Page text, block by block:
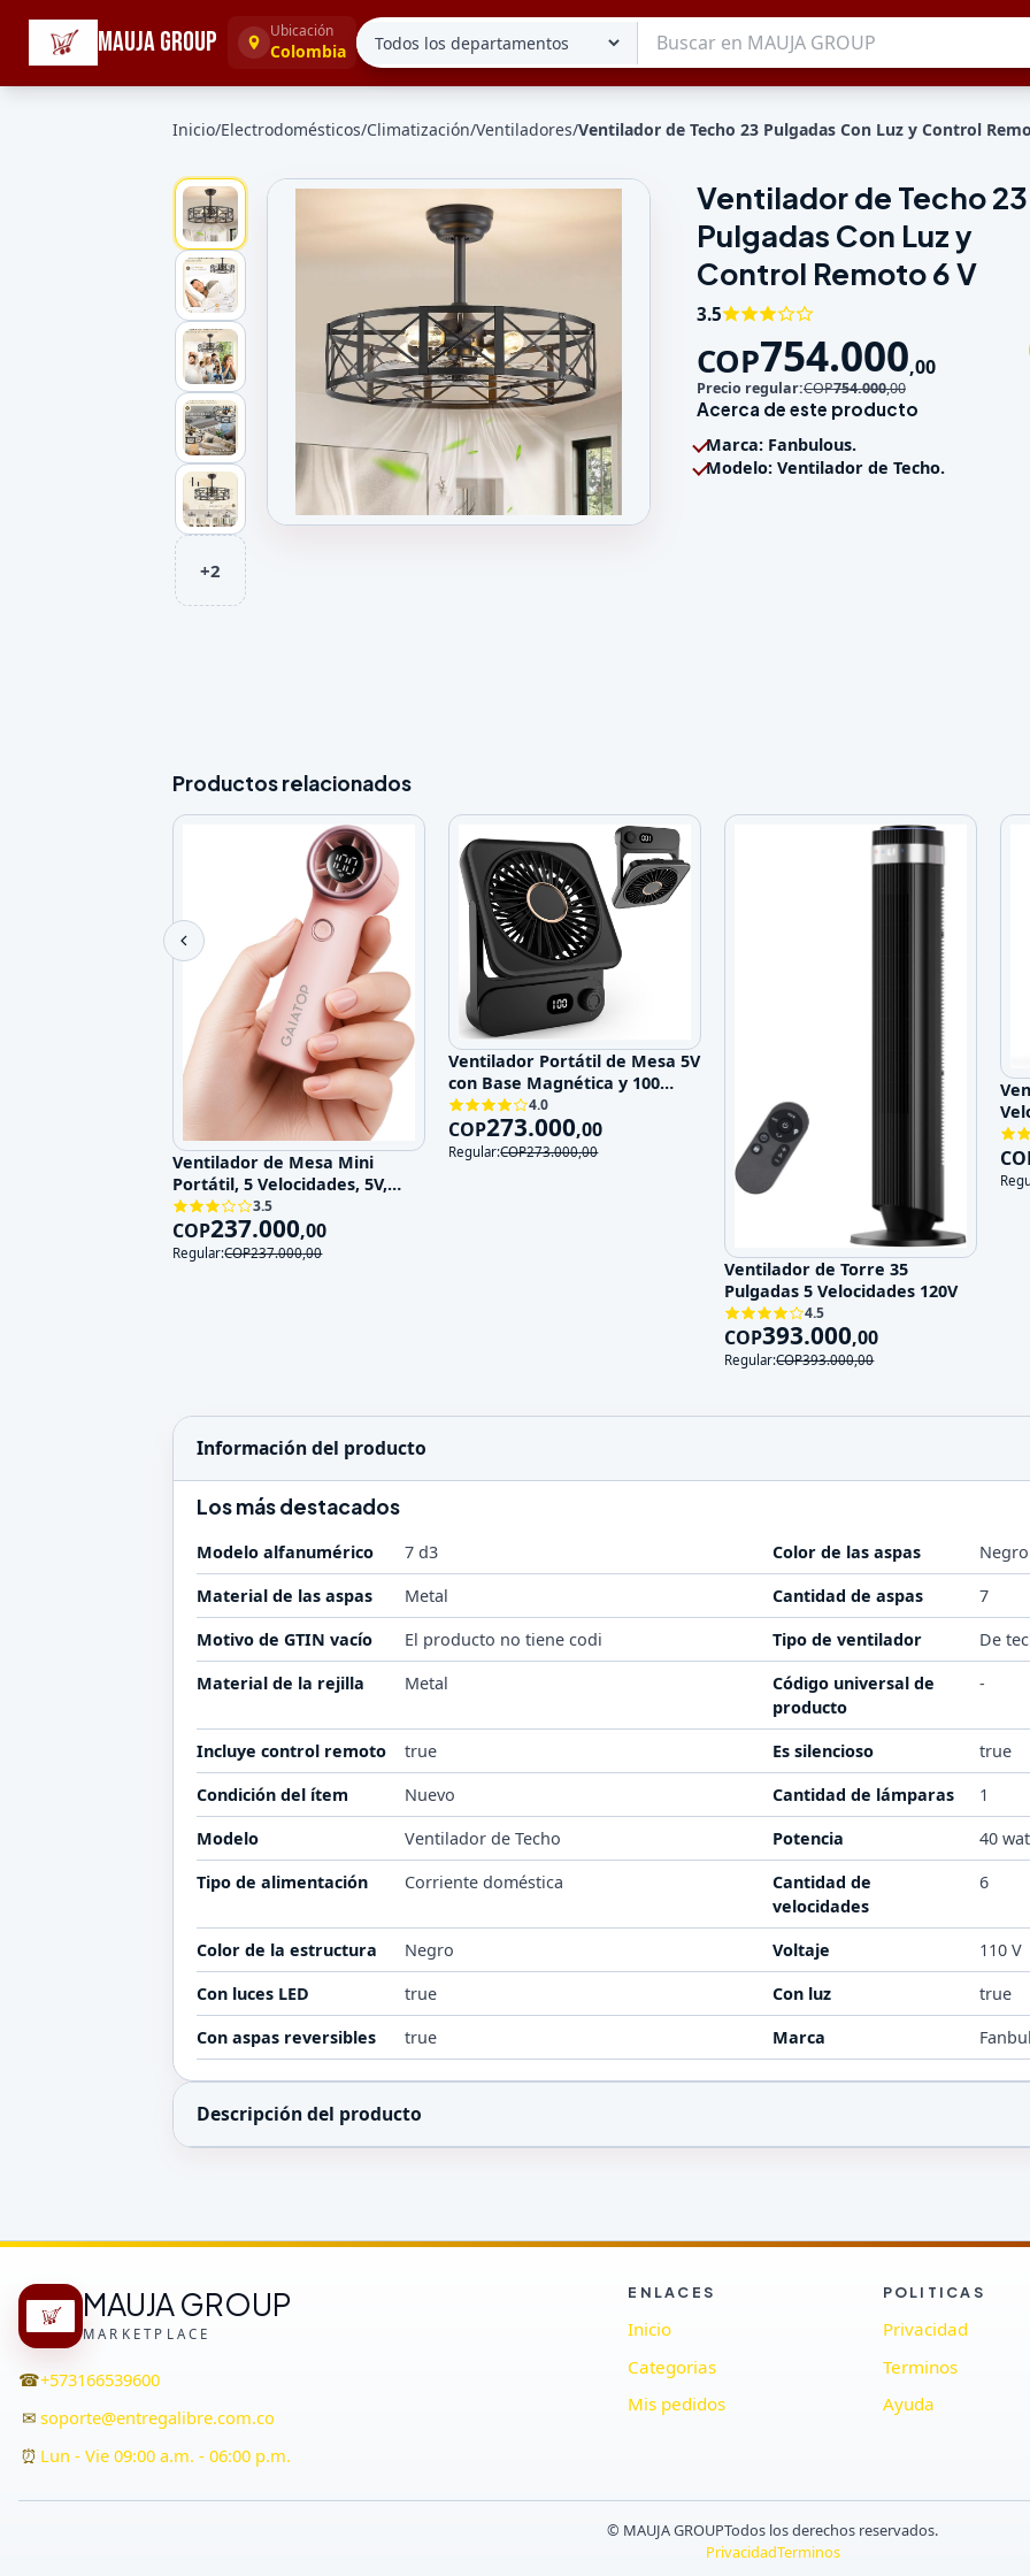
MAUJA GROUP Ubicación
Colombia
Tu lista
Favoritos
☰ Categorías
Inicio/Electrodomésticos/Climatización/Ventiladores/Ventilador de Techo 23 Pulgadas Con Luz y Control
+2
Ventilador de Techo 23
Pulgadas Con Luz y
Control Remoto 6 V
3.5
COP754.000,00
Precio regular:COP754.000,00
Acerca de este producto
Marca: Fanbulous.
Modelo: Ventilador de Techo.
Productos relacionados
Ventilador de Mesa Mini
Portátil, 5 Velocidades, 5V,
Recargable
3.5
COP237.000,00
Regular:COP237.000,00
Ventilador Portátil de Mesa 5V
con Base Magnética y 100
Velocidades
4.0
COP273.000,00
Regular:COP273.000,00
Ventilador de Torre 35
Pulgadas 5 Velocidades 120V
4.5
COP393.000,00
Regular:COP393.000,00
Información del producto
Los más destacados
Modelo alfanumérico 7 d3 Color de las aspas
Negro
Material de las aspas
Metal Cantidad de aspas
7
Motivo de GTIN vacío
El producto no tiene codi Tipo de ventilador
De
Material de la rejilla
Metal
Código universal de
producto
-
Incluye control remoto true Es silencioso
true
Condición del ítem
Nuevo Cantidad de lámparas
1
Modelo
Ventilador de Techo Potencia
40
Tipo de alimentación
Corriente doméstica
Cantidad de
velocidades
6
Color de la estructura Negro Voltaje
110 V
Con luces LED
true Con luz
true
Con aspas reversibles
true Marca
Descripción del producto
MAUJA GROUP
MARKETPLACE
☎+573166539600
✉ soporte@entregalibre.com.co
⏰ Lun - Vie 09:00 a.m. - 06:00 p.m.
ENLACES
Inicio
Categorias
Mis pedidos
POLITICAS
Privacidad
Terminos
Ayuda
© MAUJA GROUPTodos los derechos reservados.
PrivacidadTerminos